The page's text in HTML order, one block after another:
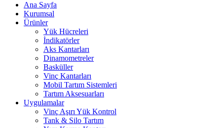
Ana Sayfa
Kurumsal
Ürünler
Yük Hücreleri
İndikatörler
Aks Kantarları
Dinamometreler
Basküller
Vinç Kantarları
Mobil Tartım Sistemleri
Tartım Aksesuarları
Uygulamalar
Vinç Aşırı Yük Kontrol
Tank & Silo Tartım